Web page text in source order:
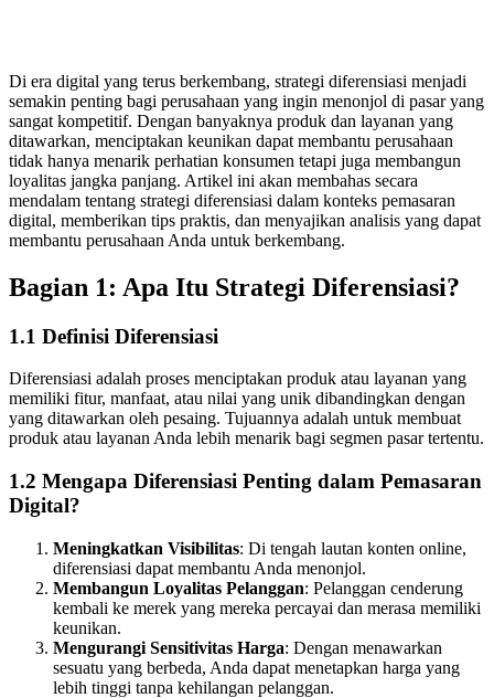
Di era digital yang terus berkembang, strategi diferensiasi menjadi
semakin penting bagi perusahaan yang ingin menonjol di pasar yang
sangat kompetitif. Dengan banyaknya produk dan layanan yang
ditawarkan, menciptakan keunikan dapat membantu perusahaan
tidak hanya menarik perhatian konsumen tetapi juga membangun
loyalitas jangka panjang. Artikel ini akan membahas secara
mendalam tentang strategi diferensiasi dalam konteks pemasaran
digital, memberikan tips praktis, dan menyajikan analisis yang dapat
membantu perusahaan Anda untuk berkembang.
Bagian 1: Apa Itu Strategi Diferensiasi?
1.1 Definisi Diferensiasi
Diferensiasi adalah proses menciptakan produk atau layanan yang
memiliki fitur, manfaat, atau nilai yang unik dibandingkan dengan
yang ditawarkan oleh pesaing. Tujuannya adalah untuk membuat
produk atau layanan Anda lebih menarik bagi segmen pasar tertentu.
1.2 Mengapa Diferensiasi Penting dalam Pemasaran
Digital?
Meningkatkan Visibilitas: Di tengah lautan konten online,
diferensiasi dapat membantu Anda menonjol.
Membangun Loyalitas Pelanggan: Pelanggan cenderung
kembali ke merek yang mereka percayai dan merasa memiliki
keunikan.
Mengurangi Sensitivitas Harga: Dengan menawarkan
sesuatu yang berbeda, Anda dapat menetapkan harga yang
lebih tinggi tanpa kehilangan pelanggan.